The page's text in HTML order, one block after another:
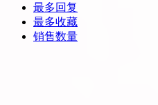
最多回复
最多收藏
销售数量